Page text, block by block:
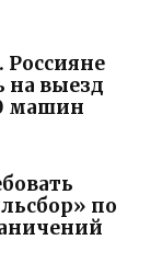
Россияне
на выезд
машин
по